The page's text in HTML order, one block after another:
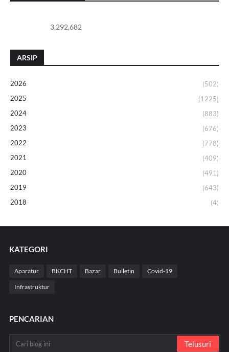
3,292,682
ARSIP
2026
(502)
2025
(1225)
2024
(883)
2023
(676)
2022
(778)
2021
(409)
2020
(491)
2019
(643)
2018
(4)
KATEGORI
Aparatur BKCHT Bazar Bulletin Covid-19
Infrastruktur
PENCARIAN